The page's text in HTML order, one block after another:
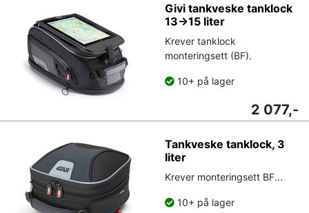
Givi tankveske tanklock
13->15 liter
Krever tanklock
monteringsett (BF).
10+ på lager
2 077,-
Tankveske tanklock, 3
liter
Krever monteringsett BF...
10+ på lager